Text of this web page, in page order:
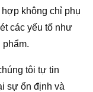
không chỉ phụ
các yếu tố như
phẩm.
tôi tự tin
sự ổn định và